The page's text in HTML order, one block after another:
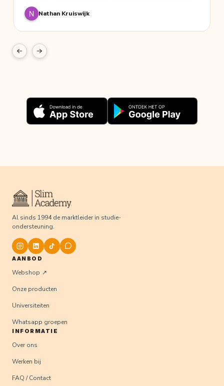
Nathan Kruiswijk
wel een samenvatting dus je krijgt niet elke detail erop maar
al met al is het een goede aanvulling op de stof
Al sinds 1994 de marktleider in studie-
ondersteuning.
AANBOD
Webshop
Onze producten
Universiteiten
Whatsapp groepen
INFORMATIE
Over ons
Werken bij
FAQ / Contact